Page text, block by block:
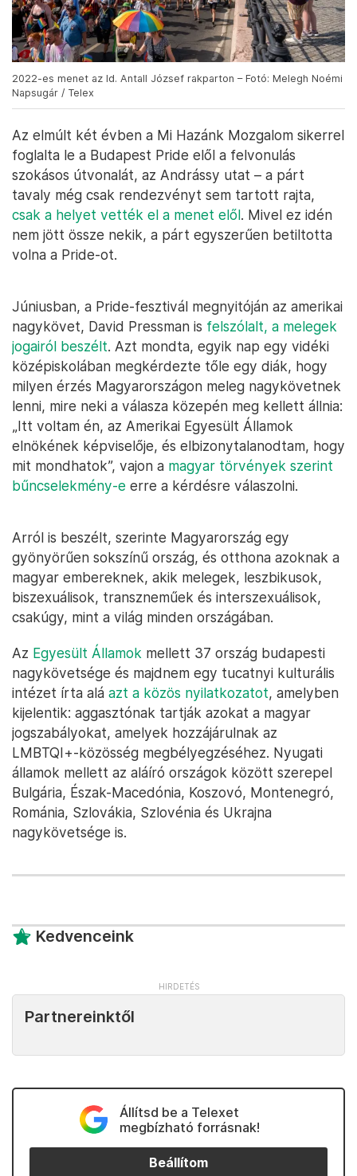
2022-es menet az Id. Antall József rakparton – Fotó: Melegh Noémi
Napsugár / Telex
Az elmúlt két évben a Mi Hazánk Mozgalom sikerrel
foglalta le a Budapest Pride elől a felvonulás
szokásos útvonalát, az Andrássy utat – a párt
tavaly még csak rendezvényt sem tartott rajta,
csak a helyet vették el a menet elől. Mivel ez idén
nem jött össze nekik, a párt egyszerűen betiltotta
volna a Pride-ot.
Júniusban, a Pride-fesztivál megnyitóján az amerikai
nagykövet, David Pressman is felszólalt, a melegek
jogairól beszélt. Azt mondta, egyik nap egy vidéki
középiskolában megkérdezte tőle egy diák, hogy
milyen érzés Magyarországon meleg nagykövetnek
lenni, mire neki a válasza közepén meg kellett állnia:
„Itt voltam én, az Amerikai Egyesült Államok
elnökének képviselője, és elbizonytalanodtam, hogy
mit mondhatok”, vajon a magyar törvények szerint
bűncselekmény-e erre a kérdésre válaszolni.
Arról is beszélt, szerinte Magyarország egy
gyönyörűen sokszínű ország, és otthona azoknak a
magyar embereknek, akik melegek, leszbikusok,
biszexuálisok, transzneműek és interszexuálisok,
csakúgy, mint a világ minden országában.
Az Egyesült Államok mellett 37 ország budapesti
nagykövetsége és majdnem egy tucatnyi kulturális
intézet írta alá azt a közös nyilatkozatot, amelyben
kijelentik: aggasztónak tartják azokat a magyar
jogszabályokat, amelyek hozzájárulnak az
LMBTQI+-közösség megbélyegzéséhez. Nyugati
államok mellett az aláíró országok között szerepel
Bulgária, Észak-Macedónia, Koszovó, Montenegró,
Románia, Szlovákia, Szlovénia és Ukrajna
nagykövetsége is.
Kedvenceink
Partnereinktől
Állítsd be a Telexet
megbízható forrásnak!
Beállítom